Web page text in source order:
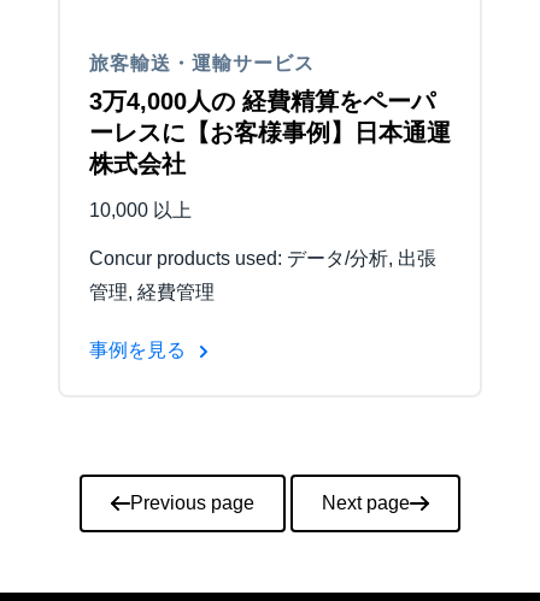
旅客輸送・運輸サービス
3万4,000人の 経費精算をペーパ
ーレスに【お客様事例】日本通運
株式会社
10,000 以上
Concur products used: データ/分析, 出張
管理, 経費管理
事例を見る
PaginationPrevious page Next page